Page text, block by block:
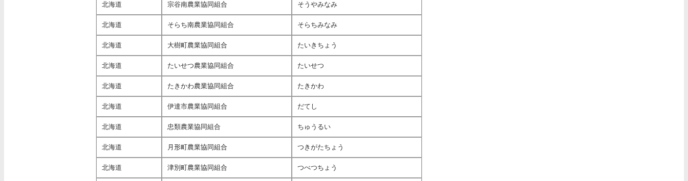
北海道 宗谷南農業協同組合 そうやみなみ
北海道 そらち南農業協同組合 そらちみなみ
北海道 大樹町農業協同組合 たいきちょう
北海道 たいせつ農業協同組合 たいせつ
北海道 たきかわ農業協同組合 たきかわ
北海道 伊達市農業協同組合 だてし
北海道 忠類農業協同組合 ちゅうるい
北海道 月形町農業協同組合 つきがたちょう
北海道 津別町農業協同組合 つべつちょう